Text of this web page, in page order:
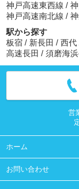
神戸高速東西線 /
神戸高速南北線 /
駅から探す
板宿 / 新長田 / 西代
高速長田 / 須磨海
営
ホーム
お問い合わせ